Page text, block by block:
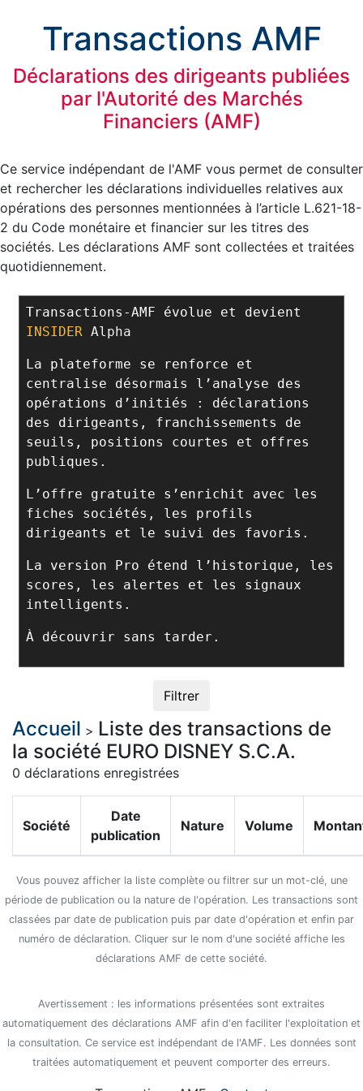
Transactions AMF
Déclarations des dirigeants publiées
par l'Autorité des Marchés
Financiers (AMF)
Ce service indépendant de l'AMF vous permet de consulter
et rechercher les déclarations individuelles relatives aux
opérations des personnes mentionnées à l’article L.621-18-
2 du Code monétaire et financier sur les titres des
sociétés. Les déclarations AMF sont collectées et traitées
quotidiennement.
Transactions-AMF évolue et devient
INSIDER Alpha
La plateforme se renforce et
centralise désormais l’analyse des
opérations d’initiés : déclarations
des dirigeants, franchissements de
seuils, positions courtes et offres
publiques.
L’offre gratuite s’enrichit avec les
fiches sociétés, les profils
dirigeants et le suivi des favoris.
La version Pro étend l’historique, les
scores, les alertes et les signaux
intelligents.
À découvrir sans tarder.
Filtrer
Accueil > Liste des transactions de
la société EURO DISNEY S.C.A.
0 déclarations enregistrées
Société
Date
publication
Nature Volume
Vous pouvez afficher la liste complète ou filtrer sur un mot-clé, une
période de publication ou la nature de l'opération. Les transactions sont
classées par date de publication puis par date d'opération et enfin par
numéro de déclaration. Cliquer sur le nom d'une société affiche les
déclarations AMF de cette société.
Avertissement : les informations présentées sont extraites
automatiquement des déclarations AMF afin d'en faciliter l'exploitation et
la consultation. Ce service est indépendant de l'AMF. Les données sont
traitées automatiquement et peuvent comporter des erreurs.